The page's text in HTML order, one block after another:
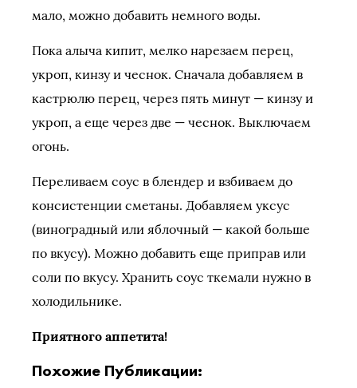
мало, можно добавить немного воды.
Пока алыча кипит, мелко нарезаем перец,
укроп, кинзу и чеснок. Сначала добавляем в
кастрюлю перец, через пять минут — кинзу и
укроп, а еще через две — чеснок. Выключаем
огонь.
Переливаем соус в блендер и взбиваем до
консистенции сметаны. Добавляем уксус
(виноградный или яблочный — какой больше
по вкусу). Можно добавить еще приправ или
соли по вкусу. Хранить соус ткемали нужно в
холодильнике.
Приятного аппетита!
Похожие Публикации: